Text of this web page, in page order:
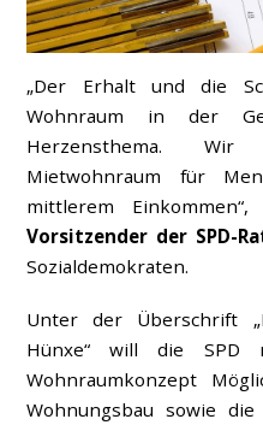
„Der Erhalt und die
Wohnraum in der
Herzensthema. Wir
Mietwohnraum für
mittlerem
Vorsitzender der SPD-
Sozialdemokraten.
Unter der Überschrift
Hünxe“ will die SPD
Wohnraumkonzept
Wohnungsbau sowie